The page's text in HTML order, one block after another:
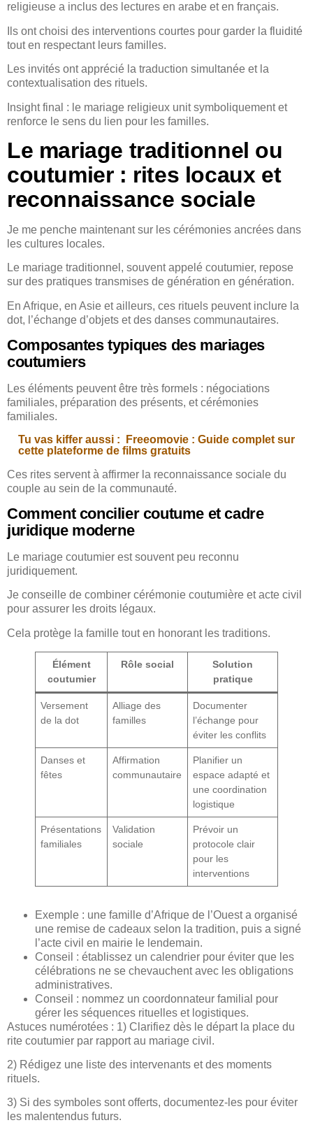
religieuse a inclus des lectures en arabe et en français.
Ils ont choisi des interventions courtes pour garder la fluidité
tout en respectant leurs familles.
Les invités ont apprécié la traduction simultanée et la
contextualisation des rituels.
Insight final : le mariage religieux unit symboliquement et
renforce le sens du lien pour les familles.
Le mariage traditionnel ou
coutumier : rites locaux et
reconnaissance sociale
Je me penche maintenant sur les cérémonies ancrées dans
les cultures locales.
Le mariage traditionnel, souvent appelé coutumier, repose
sur des pratiques transmises de génération en génération.
En Afrique, en Asie et ailleurs, ces rituels peuvent inclure la
dot, l’échange d’objets et des danses communautaires.
Composantes typiques des mariages
coutumiers
Les éléments peuvent être très formels : négociations
familiales, préparation des présents, et cérémonies
familiales.
Tu vas kiffer aussi :
Freeomovie : Guide complet sur
cette plateforme de films gratuits
Ces rites servent à affirmer la reconnaissance sociale du
couple au sein de la communauté.
Comment concilier coutume et cadre
juridique moderne
Le mariage coutumier est souvent peu reconnu
juridiquement.
Je conseille de combiner cérémonie coutumière et acte civil
pour assurer les droits légaux.
Cela protège la famille tout en honorant les traditions.
Élément
coutumier
Rôle social
Solution
pratique
Versement
de la dot
Alliage des
familles
Documenter
l’échange pour
éviter les conflits
Danses et
fêtes
Affirmation
communautaire
Planifier un
espace adapté et
une coordination
logistique
Présentations
familiales
Validation
sociale
Prévoir un
protocole clair
pour les
interventions
Exemple : une famille d’Afrique de l’Ouest a organisé
une remise de cadeaux selon la tradition, puis a signé
l’acte civil en mairie le lendemain.
Conseil : établissez un calendrier pour éviter que les
célébrations ne se chevauchent avec les obligations
administratives.
Conseil : nommez un coordonnateur familial pour
gérer les séquences rituelles et logistiques.
Astuces numérotées : 1) Clarifiez dès le départ la place du
rite coutumier par rapport au mariage civil.
2) Rédigez une liste des intervenants et des moments
rituels.
3) Si des symboles sont offerts, documentez-les pour éviter
les malentendus futurs.